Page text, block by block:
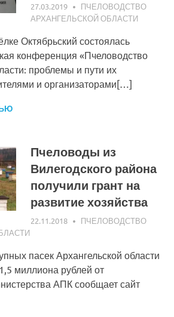
27.03.2019 АЛЕКСАНДР ГОРШКОВ
ПЧЕЛОВОДСТВО
АРХАНГЕЛЬСКОЙ ОБЛАСТИ
Октябрьский состоялась
конференция «Пчеловодство
проблемы и пути их
и организаторами[…]
Пчеловоды из
Вилегодского района
получили грант на
развитие хозяйства
22.11.2018 АЛЕКСАНДР ГОРШКОВ
ПЧЕЛОВОДСТВО
пасек Архангельской области
миллиона рублей от
АПК сообщает сайт